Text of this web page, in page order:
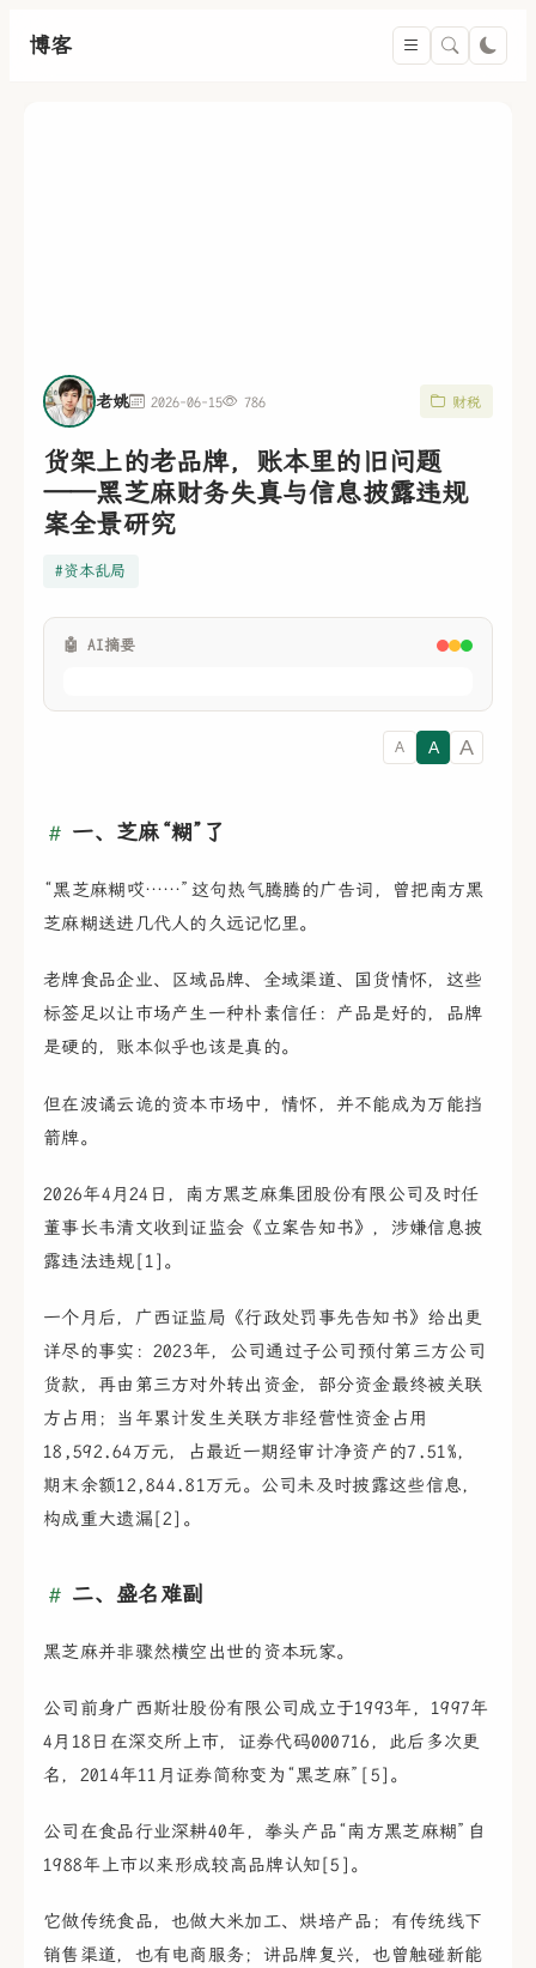
博客
老姚 2026-06-15 786 财税
货架上的老品牌，账本里的旧问题
——黑芝麻财务失真与信息披露违规
案全景研究
#资本乱局
🤖 AI摘要
A A A
一、芝麻“糊”了
“黑芝麻糊哎……”这句热气腾腾的广告词，曾把南方黑
芝麻糊送进几代人的久远记忆里。
老牌食品企业、区域品牌、全域渠道、国货情怀，这些
标签足以让市场产生一种朴素信任：产品是好的，品牌
是硬的，账本似乎也该是真的。
但在波谲云诡的资本市场中，情怀，并不能成为万能挡
箭牌。
2026年4月24日，南方黑芝麻集团股份有限公司及时任
董事长韦清文收到证监会《立案告知书》，涉嫌信息披
露违法违规[1]。
一个月后，广西证监局《行政处罚事先告知书》给出更
详尽的事实：2023年，公司通过子公司预付第三方公司
货款，再由第三方对外转出资金，部分资金最终被关联
方占用；当年累计发生关联方非经营性资金占用
18,592.64万元，占最近一期经审计净资产的7.51%，
期末余额12,844.81万元。公司未及时披露这些信息，
构成重大遗漏[2]。
二、盛名难副
黑芝麻并非骤然横空出世的资本玩家。
公司前身广西斯壮股份有限公司成立于1993年，1997年
4月18日在深交所上市，证券代码000716，此后多次更
名，2014年11月证券简称变为“黑芝麻”[5]。
公司在食品行业深耕40年，拳头产品“南方黑芝麻糊”自
1988年上市以来形成较高品牌认知[5]。
它做传统食品，也做大米加工、烘培产品；有传统线下
销售渠道，也有电商服务；讲品牌复兴，也曾触碰新能